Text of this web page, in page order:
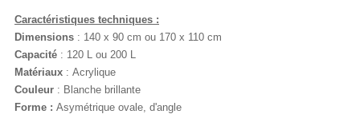
Caractéristiques techniques :
Dimensions : 140 x 90 cm ou 170 x 110 cm
Capacité : 120 L ou 200 L
Matériaux : Acrylique
Couleur : Blanche brillante
Forme : Asymétrique ovale, d'angle